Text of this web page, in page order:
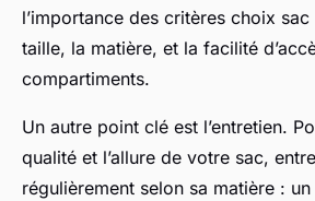
l’importance des critères choix
taille, la matière, et la facilité
compartiments.
Un autre point clé est l’entretien.
qualité et l’allure de votre sac,
régulièrement selon sa matière :